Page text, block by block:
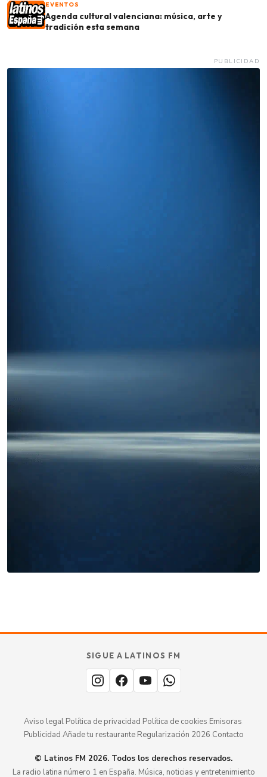
EVENTOS
Agenda cultural valenciana: música, arte y
tradición esta semana
PUBLICIDAD
TU SABOR
MERECE
ESTARaquí.
SIGUE A LATINOS FM
Aviso legal· Política de privacidad Política de cookies Emisoras
Publicidad Añade tu restaurante· Regularización 2026 Contacto
© Latinos FM 2026. Todos los derechos reservados.
La radio latina número 1 en España. Música, noticias y entretenimiento